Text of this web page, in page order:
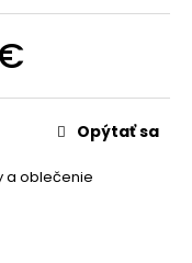
a oblečenie
Opýtať sa